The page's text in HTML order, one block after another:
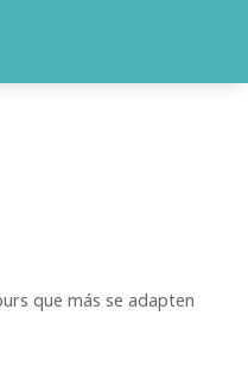
que más se adapten